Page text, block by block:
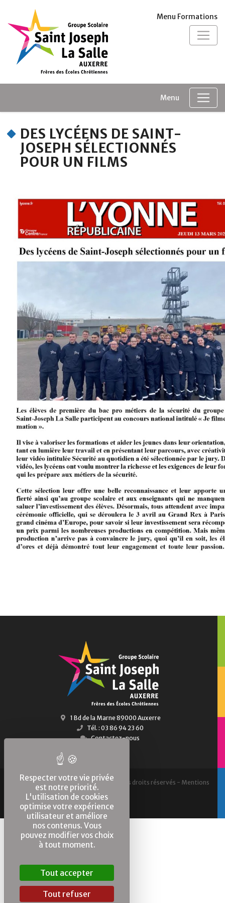
Menu Formations
Menu
DES LYCÉENS DE SAINT-
JOSEPH SÉLECTIONNÉS
POUR UN FILMS
1 Bd de la Marne 89000 Auxerre
Tél. : 03 86 94 23 60
Contactez-nous
2010 - 2026 © Saint-Joseph Auxerre, Tous droits réservés - Mentions
Respecter votre vie privée
est notre priorité.
L'utilisation de cookies
optimise votre expérience
utilisateur et améliore
nos contenus. Vous
pouvez modifier vos choix
à tout moment.
Tout accepter
Tout refuser